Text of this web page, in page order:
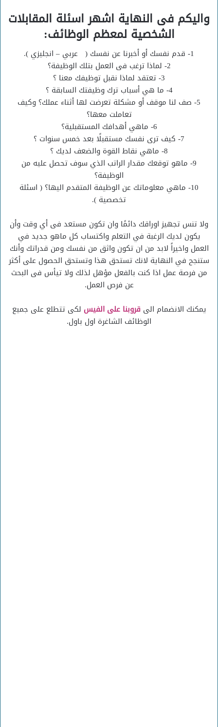
واليكم فى النهاية اشهر اسئلة المقابلات
الشخصية لمعظم الوظائف:
1- قدم نفسك أو أخبرنا عن نفسك ( عربي – انجليزي ).
2- لماذا ترغب فى العمل بتلك الوظيفة؟
3- تعتقد لماذا نقبل توظيفك معنا ؟
4- ما هي أسباب ترك وظيفتك السابقة ؟
5- صف لنا موقف أو مشكلة تعرضت لها أثناء عملك؟ وكيف
تعاملت معها؟
6- ماهي أهدافك المستقبلية؟
7- كيف ترى نفسك مستقبلًا بعد خمس سنوات ؟
8- ماهي نقاط القوة والضعف لديك ؟
9- ماهو توقعك مقدار الراتب الذي سوف تحصل عليه من
الوظيفة؟
10- ماهي معلوماتك عن الوظيفة المتقدم اليها؟ ( اسئلة
تخصصية ).
ولا تنس تجهيز اوراقك دائمًا وان تكون مستعد فى أي وقت وأن
يكون لديك الرغبة في التعلم واكتساب كل ماهو جديد في
العمل واخيراً لابد من ان تكون واثق من نفسك ومن قدراتك وأنك
ستنجح في النهاية لانك تستحق هذا وتستحق الحصول على أكثر
من فرصة عمل اذا كنت بالفعل مؤهل لذلك ولا تيأس فى البحث
عن فرص العمل.
يمكنك الانضمام الىقروبنا على الفيس لكى تتطلع على جميع
الوظائف الشاغرة اول باول.